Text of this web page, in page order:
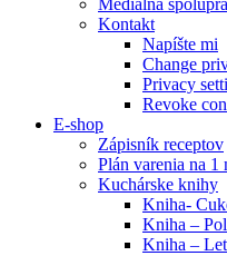
Mediálna
Kontakt
Napíšte mi
Change
Privacy
Revoke
E-shop
Zápisník receptov
Plán varenia na 1
Kuchárske knihy
Kniha-
Kniha –
Kniha –